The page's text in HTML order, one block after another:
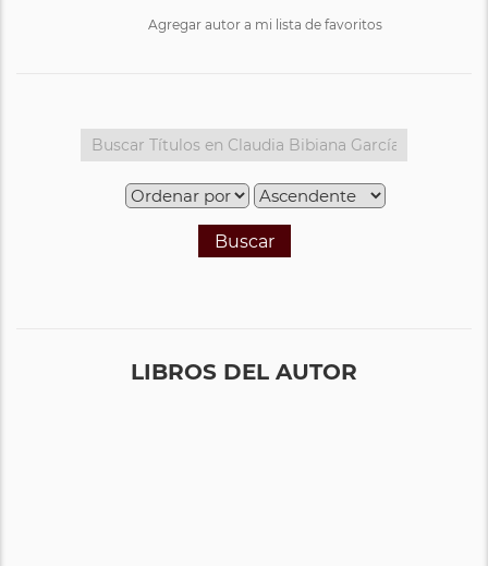
Agregar autor a mi lista de favoritos
Buscar
LIBROS DEL AUTOR